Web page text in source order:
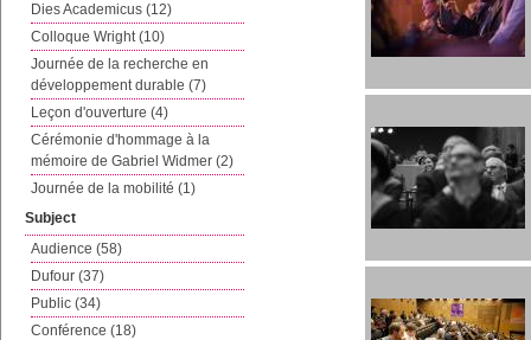
Dies Academicus (12)
Colloque Wright (10)
Journée de la recherche en
développement durable (7)
Leçon d'ouverture (4)
Cérémonie d'hommage à la
mémoire de Gabriel Widmer (2)
Journée de la mobilité (1)
Subject
Audience (58)
Dufour (37)
Public (34)
Conférence (18)